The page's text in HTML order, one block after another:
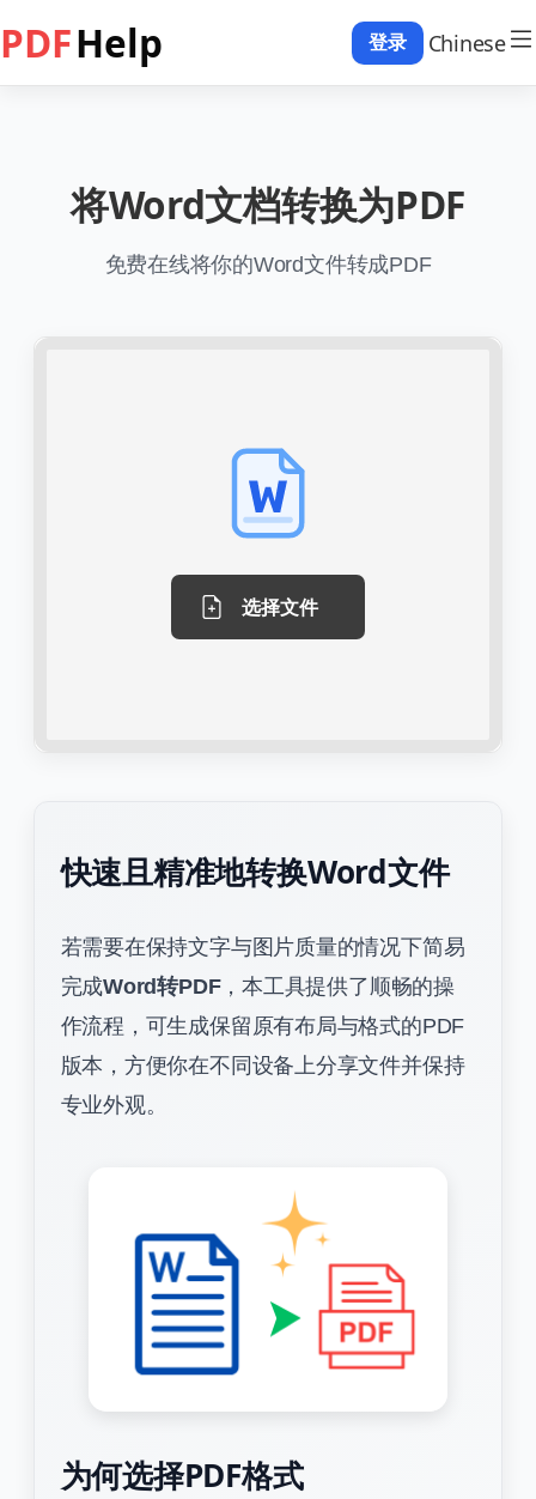
PDFHelp 登录 Chinese
将Word文档转换为PDF
免费在线将你的Word文件转成PDF
选择文件
快速且精准地转换Word文件
若需要在保持文字与图片质量的情况下简易
完成Word转PDF，本工具提供了顺畅的操
作流程，可生成保留原有布局与格式的PDF
版本，方便你在不同设备上分享文件并保持
专业外观。
为何选择PDF格式